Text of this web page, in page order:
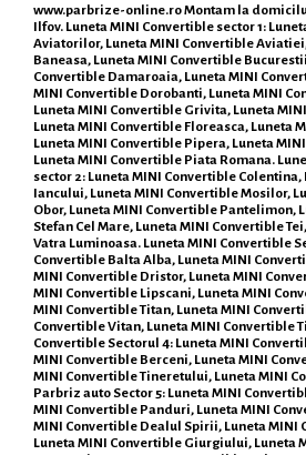
www.parbrize-online.roMontam la
Ilfov. Luneta MINI Convertible sector 1:
Aviatorilor, Luneta MINI Convertible
Baneasa, Luneta MINI Convertible
Convertible Damaroaia, Luneta MINI
MINI Convertible Dorobanti, Luneta MINI
Luneta MINI Convertible Grivita, Luneta
Luneta MINI Convertible Floreasca, Luneta
Luneta MINI Convertible Pipera, Luneta
Luneta MINI Convertible Piata Romana.
sector 2: Luneta MINI Convertible
Iancului, Luneta MINI Convertible Mosilor,
Obor, Luneta MINI Convertible Pantelimon,
Stefan Cel Mare, Luneta MINI Convertible
Vatra Luminoasa. Luneta MINI Convertible
Convertible Balta Alba, Luneta MINI
MINI Convertible Dristor, Luneta MINI
MINI Convertible Lipscani, Luneta MINI
MINI Convertible Titan, Luneta MINI
Convertible Vitan, Luneta MINI Convertible
Convertible Sectorul 4: Luneta MINI
MINI Convertible Berceni, Luneta MINI
MINI Convertible Tineretului, Luneta MINI
Parbriz auto Sector 5: Luneta MINI
MINI Convertible Panduri, Luneta MINI
MINI Convertible Dealul Spirii, Luneta MINI
Luneta MINI Convertible Giurgiului, Luneta